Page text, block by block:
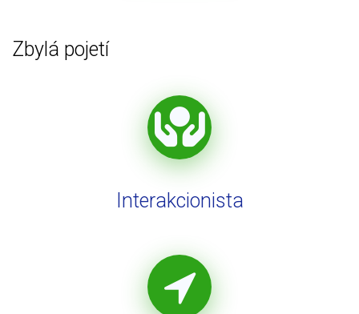
Zbylá pojetí
Interakcionista